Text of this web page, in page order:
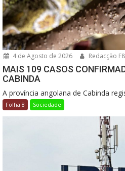
4 de Agosto de 2026 Redacção F8
MAIS 109 CASOS
CABINDA
A província angolana de Cabinda
Folha 8 Sociedade